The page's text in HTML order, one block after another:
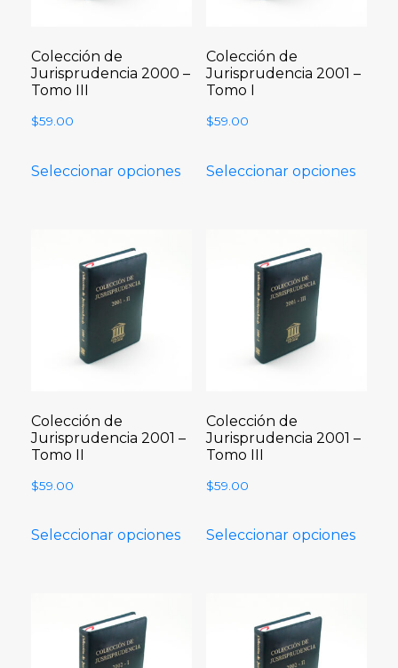
Colección de
Jurisprudencia 2000 –
Tomo III
$59.00
Seleccionar opciones
Colección de
Jurisprudencia 2001 –
Tomo I
$59.00
Seleccionar opciones
Colección de
Jurisprudencia 2001 –
Tomo II
$59.00
Seleccionar opciones
Colección de
Jurisprudencia 2001 –
Tomo III
$59.00
Seleccionar opciones